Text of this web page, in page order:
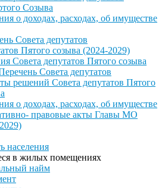
Созыва
о доходах, расходах, об имуществе
Совета депутатов
Пятого созыва (2024-2029)
Совета депутатов Пятого созыва
Совета депутатов
решений Совета депутатов Пятого
о доходах, расходах, об имуществе
правовые акты Главы МО
населения
в жилых помещениях
найм